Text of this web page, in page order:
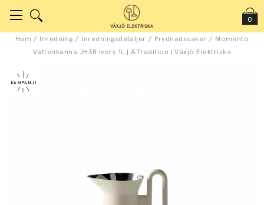
0
Hem / Inredning / Inredningsdetaljer / Prydnadssaker / Momento
Vattenkanna JH38 Ivory 1L | &Tradition | Växjö Elektriska